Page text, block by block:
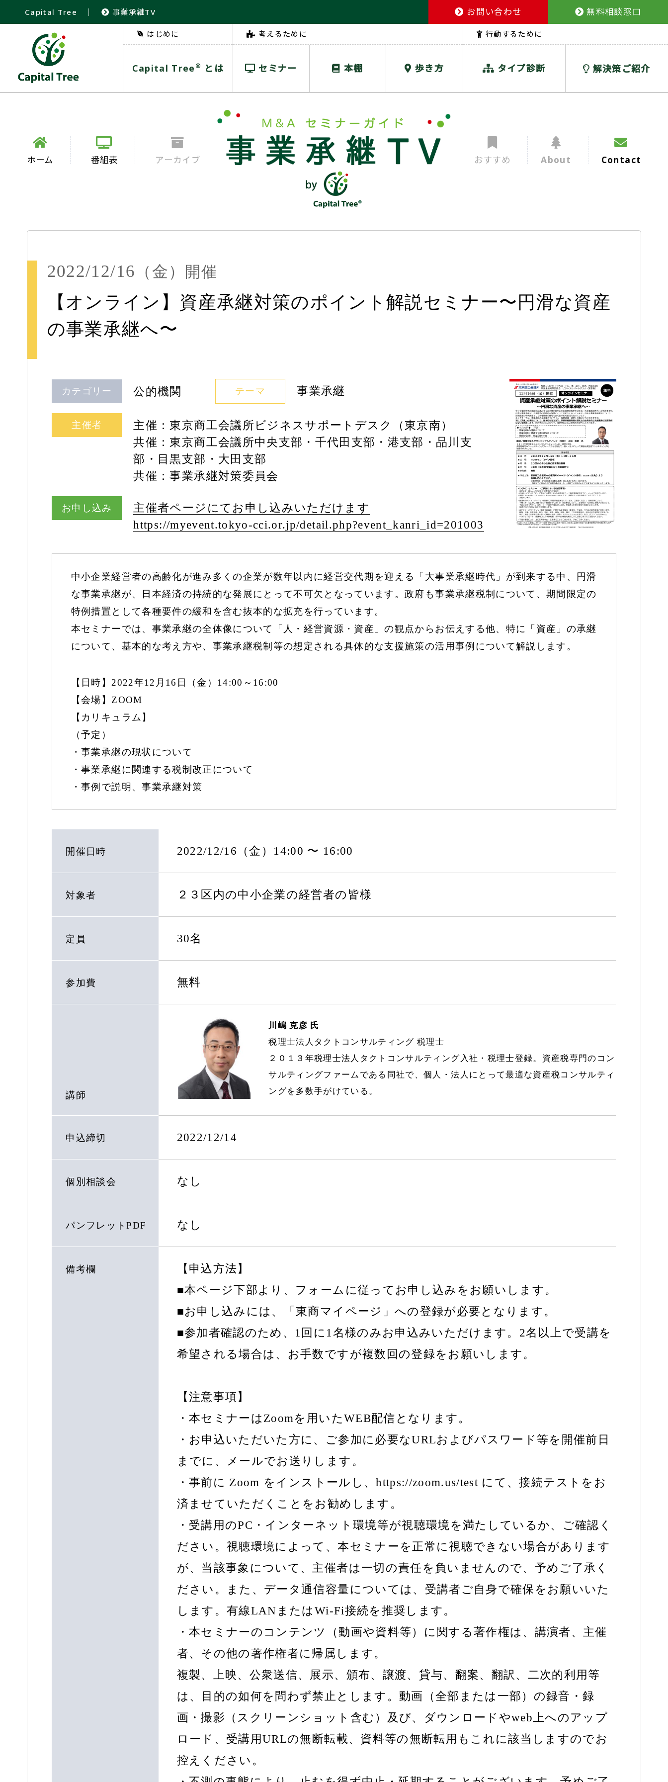
Capital Tree ｜ 事業承継TV お問い合わせ 無料相談窓口
はじめに
Capital Tree ® とは
考えるために
セミナー 本棚 歩き方
行動するために
タイプ診断 解決策ご紹介
ホーム 番組表 アーカイブ おすすめ About Contact
2022/12/16 （金） 開催
【オンライン】資産承継対策のポイント解説セミナー〜円滑な資産
の事業承継へ〜
カテゴリー 公的機関 テーマ 事業承継
主催者
主催：東京商工会議所ビジネスサポートデスク（東京南）
共催：東京商工会議所中央支部・千代田支部・港支部・品川支
部・目黒支部・大田支部
共催：事業承継対策委員会
お申し込み
主催者ページにてお申し込みいただけます
https://myevent.tokyo-cci.or.jp/detail.php?event_kanri_id=201003
中小企業経営者の高齢化が進み多くの企業が数年以内に経営交代期を迎える「大事業承継時代」が到来する中、円滑
な事業承継が、日本経済の持続的な発展にとって不可欠となっています。政府も事業承継税制について、期間限定の
特例措置として各種要件の緩和を含む抜本的な拡充を行っています。
本セミナーでは、事業承継の全体像について「人・経営資源・資産」の観点からお伝えする他、特に「資産」の承継
について、基本的な考え方や、事業承継税制等の想定される具体的な支援施策の活用事例について解説します。
【日時】2022年12月16日（金）14:00～16:00
【会場】ZOOM
【カリキュラム】
（予定）
・事業承継の現状について
・事業承継に関連する税制改正について
・事例で説明、事業承継対策
開催日時 2022/12/16（金）14:00 〜 16:00
対象者 ２３区内の中小企業の経営者の皆様
定員 30名
参加費 無料
講師
川嶋 克彦 氏
税理士法人タクトコンサルティング 税理士
２０１３年税理士法人タクトコンサルティング入社・税理士登録。資産税専門のコン
サルティングファームである同社で、個人・法人にとって最適な資産税コンサルティ
ングを多数手がけている。
申込締切 2022/12/14
個別相談会 なし
パンフレットPDF なし
備考欄
【申込方法】
■本ページ下部より、フォームに従ってお申し込みをお願いします。
■お申し込みには、「東商マイページ」への登録が必要となります。
■参加者確認のため、1回に1名様のみお申込みいただけます。2名以上で受講を
希望される場合は、お手数ですが複数回の登録をお願いします。
【注意事項】
・本セミナーはZoomを用いたWEB配信となります。
・お申込いただいた方に、ご参加に必要なURLおよびパスワード等を開催前日
までに、メールでお送りします。
・事前に Zoom をインストールし、https://zoom.us/test にて、接続テストをお
済ませていただくことをお勧めします。
・受講用のPC・インターネット環境等が視聴環境を満たしているか、ご確認く
ださい。視聴環境によって、本セミナーを正常に視聴できない場合があります
が、当該事象について、主催者は一切の責任を負いませんので、予めご了承く
ださい。また、データ通信容量については、受講者ご自身で確保をお願いいた
します。有線LANまたはWi-Fi接続を推奨します。
・本セミナーのコンテンツ（動画や資料等）に関する著作権は、講演者、主催
者、その他の著作権者に帰属します。
複製、上映、公衆送信、展示、頒布、譲渡、貸与、翻案、翻訳、二次的利用等
は、目的の如何を問わず禁止とします。動画（全部または一部）の録音・録
画・撮影（スクリーンショット含む）及び、ダウンロードやweb上へのアップ
ロード、受講用URLの無断転載、資料等の無断転用もこれに該当しますのでお
控えください。